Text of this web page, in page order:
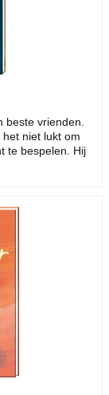
beste vrienden.
niet lukt om
te bespelen. Hij